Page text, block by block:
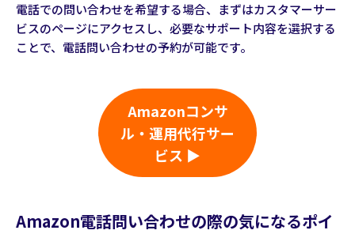
電話での問い合わせを希望する場合、まずはカスタマーサー
ビスのページにアクセスし、必要なサポート内容を選択する
ことで、電話問い合わせの予約が可能です。
Amazonコンサ
ル・運用代行サー
ビス ▶
Amazon電話問い合わせの際の気になるポイ